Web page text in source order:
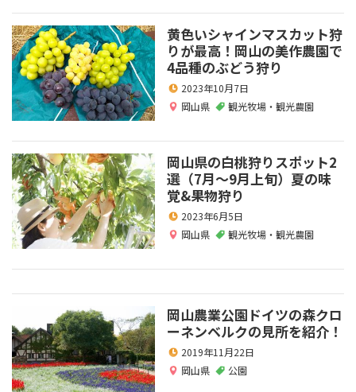
黄色いシャインマスカット狩
りが最高！岡山の美作農園で
4品種のぶどう狩り
2023年10月7日
岡山県
観光牧場・観光農園
岡山県の白桃狩りスポット2
選（7月～9月上旬）夏の味
覚&果物狩り
2023年6月5日
岡山県
観光牧場・観光農園
岡山農業公園ドイツの森クロ
ーネンベルクの見所を紹介！
2019年11月22日
岡山県
公園